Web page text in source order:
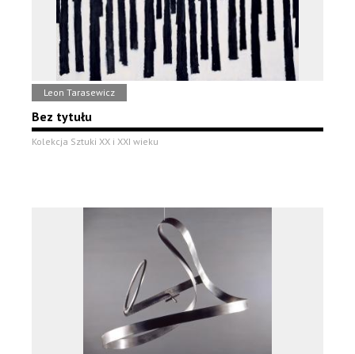
Leon Tarasewicz
Bez tytułu
Kolekcja Sztuki XX i XXI wieku